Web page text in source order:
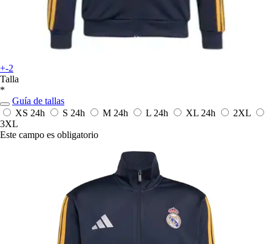
+-2
Talla
*
Guía de tallas
XS 24h S 24h M 24h L 24h XL 24h
2XL
3XL
Este campo es obligatorio